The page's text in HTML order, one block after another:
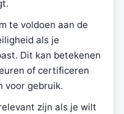
te voldoen aan de
als je
Dit kan betekenen
of certificeren
voor gebruik.
zijn als je wilt